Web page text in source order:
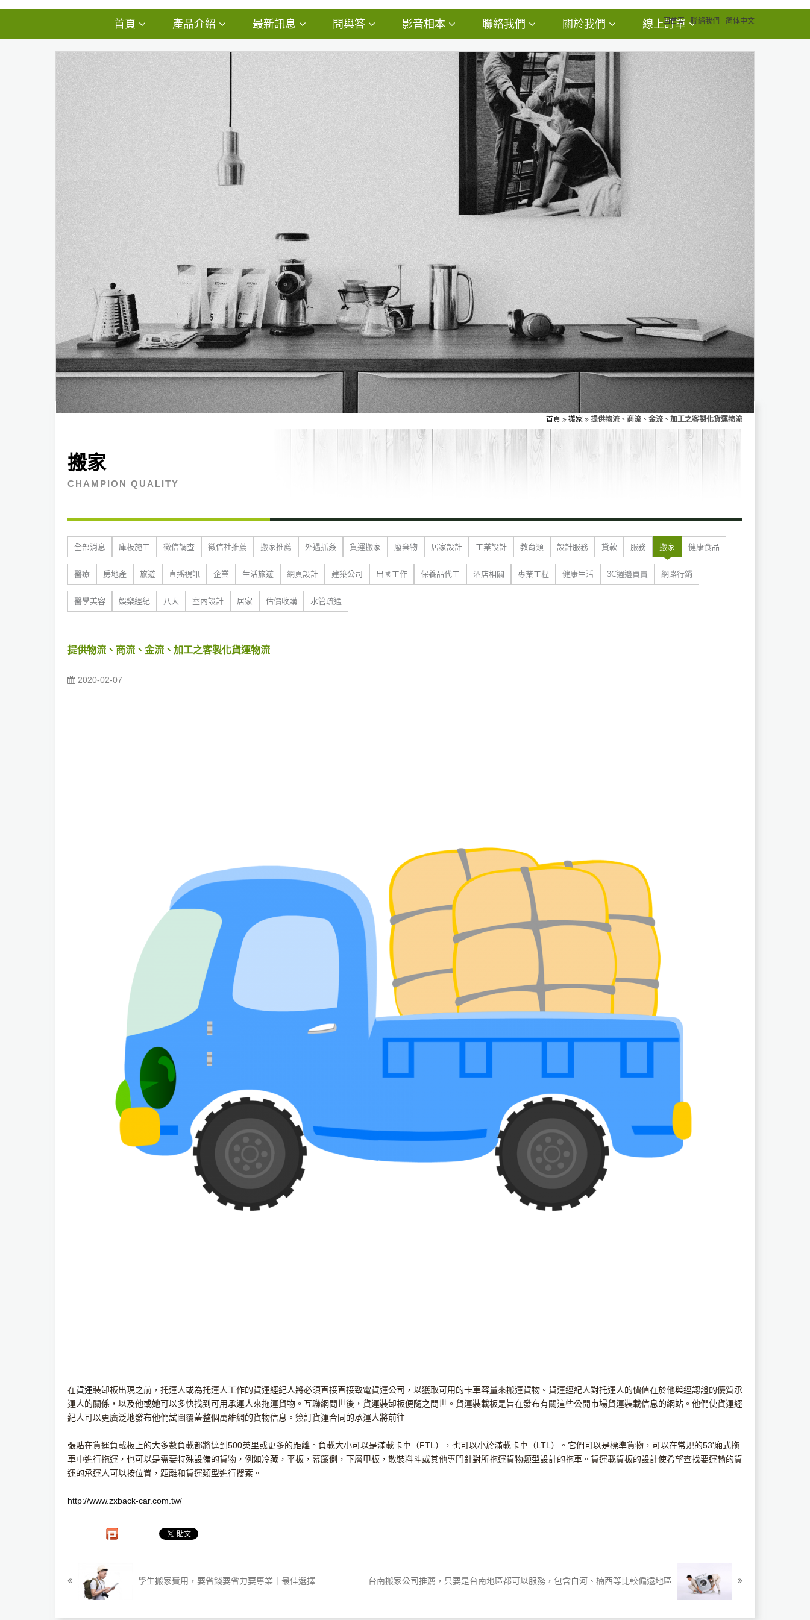
回首頁 聯絡我們 简体中文
首頁 產品介紹 最新訊息 問與答 影音相本 聯絡我們 關於我們 線上訂單
首頁 搬家 提供物流、商流、金流、加工之客製化貨運物流
搬家
CHAMPION QUALITY
全部消息 庫板施工 徵信調查 徵信社推薦 搬家推薦 外遇抓姦 貨運搬家 廢棄物 居家設計 工業設計 教育類 設計服務 貸款 服務 搬家 健康食品
醫療 房地產 旅遊 直播視訊 企業 生活旅遊 網頁設計 建築公司 出國工作 保養品代工 酒店相關 專業工程 健康生活 3C週邊買賣 網路行銷
醫學美容 娛樂經紀 八大 室內設計 居家 估價收購 水管疏通
提供物流、商流、金流、加工之客製化貨運物流
2020-02-07
在貨運裝卸板出現之前，托運人或為托運人工作的貨運經紀人將必須直接直接致電貨運公司，以獲取可用的卡車容量來搬運貨物。貨運經紀人對托運人的價值在於他與經認證的優質承
運人的關係，以及他或她可以多快找到可用承運人來拖運貨物。互聯網問世後，貨運裝卸板便隨之問世。貨運裝載板是旨在發布有關這些公開市場貨運裝載信息的網站。他們使貨運經
紀人可以更廣泛地發布他們試圖覆蓋整個萬維網的貨物信息。簽訂貨運合同的承運人將前往
張貼在貨運負載板上的大多數負載都將達到500英里或更多的距離。負載大小可以是滿載卡車（FTL），也可以小於滿載卡車（LTL）。它們可以是標準貨物，可以在常規的53'廂式拖
車中進行拖運，也可以是需要特殊設備的貨物，例如冷藏，平板，幕簾側，下層甲板，散裝料斗或其他專門針對所拖運貨物類型設計的拖車。貨運載貨板的設計使希望查找要運輸的貨
運的承運人可以按位置，距離和貨運類型進行搜索。
http://www.zxback-car.com.tw/
學生搬家費用，要省錢要省力要專業｜最佳選擇 台南搬家公司推薦，只要是台南地區都可以服務，包含白河、楠西等比較偏遠地區